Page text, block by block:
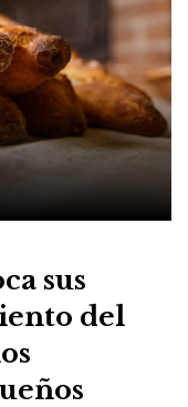
sus
del